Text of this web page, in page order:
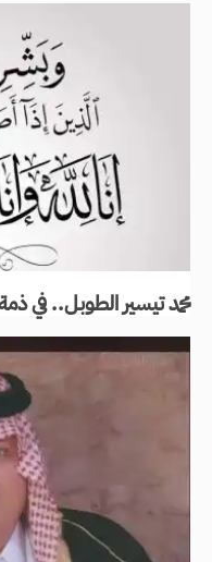
محمد تيسير الطوبل.. في